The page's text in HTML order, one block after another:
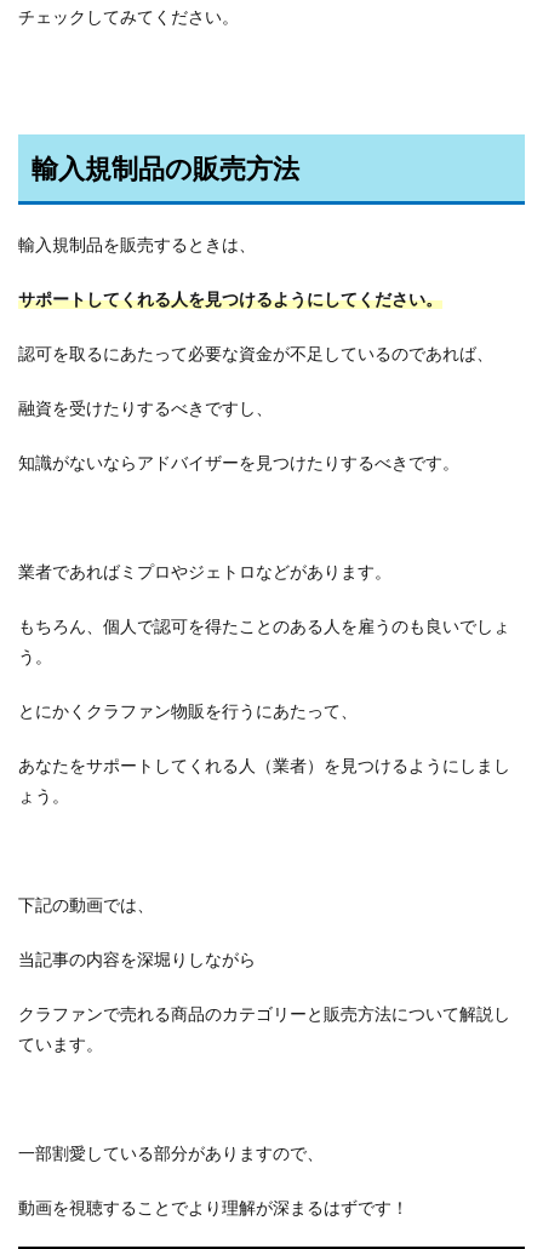
チェックしてみてください。
輸入規制品の販売方法
輸入規制品を販売するときは、
サポートしてくれる人を見つけるようにしてください。
認可を取るにあたって必要な資金が不足しているのであれば、
融資を受けたりするべきですし、
知識がないならアドバイザーを見つけたりするべきです。
業者であればミプロやジェトロなどがあります。
もちろん、個人で認可を得たことのある人を雇うのも良いでしょ
う。
とにかくクラファン物販を行うにあたって、
あなたをサポートしてくれる人（業者）を見つけるようにしまし
ょう。
下記の動画では、
当記事の内容を深堀りしながら
クラファンで売れる商品のカテゴリーと販売方法について解説し
ています。
一部割愛している部分がありますので、
動画を視聴することでより理解が深まるはずです！